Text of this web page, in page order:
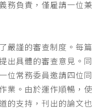
務負責，僅雇請一位
嚴謹的審查制度。每
出具體的審查意見。
位常務委員邀請四位
業。由於運作順暢，
的支持，刊出的論文